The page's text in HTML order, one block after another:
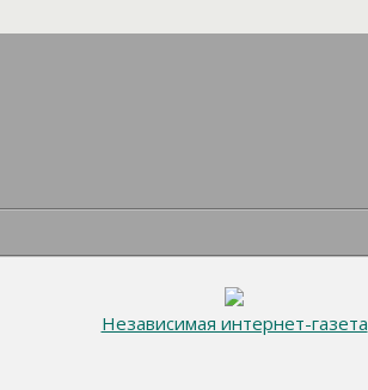
Независимая интернет-газета